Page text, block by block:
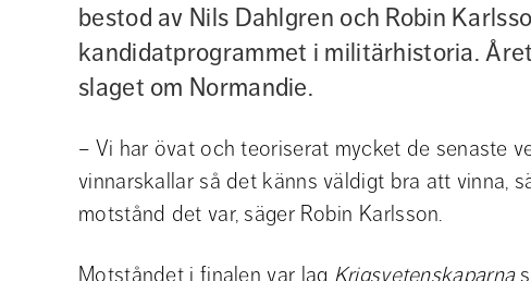
bestod av Nils Dahlgren och Robin
kandidatprogrammet i militärhistoria.
slaget om Normandie.
– Vi har övat och teoriserat mycket de senaste
vinnarskallar så det känns väldigt bra att vinna,
motstånd det var, säger Robin Karlsson.
Motståndet i finalen var lag Krigsvetenskaparna